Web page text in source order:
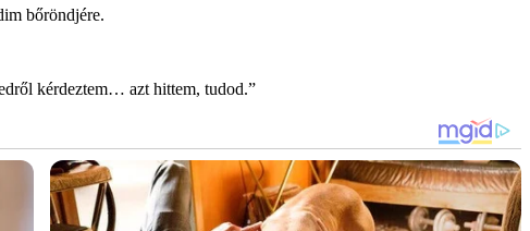
bőröndjére.
kérdeztem… azt hittem, tudod.”